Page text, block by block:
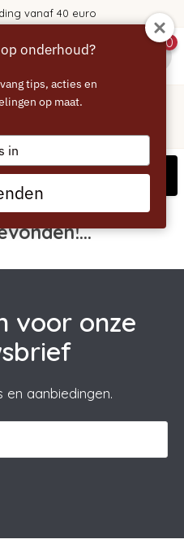
vanaf 40 euro
0
Filters
voor onze
aanbiedingen.
onderhoud?
tips, acties en
op maat.